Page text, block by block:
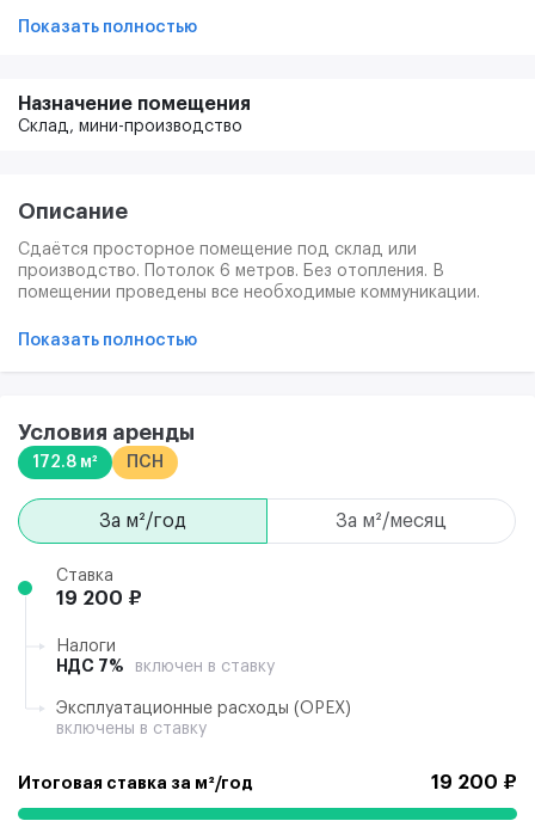
Показать полностью
Назначение помещения
Склад, мини-производство
Описание
Сдаётся просторное помещение под склад или
производство. Потолок 6 метров. Без отопления. В
помещении проведены все необходимые коммуникации.
пожарная сигнализация. Возможно проведение мокрой
Показать полностью
Условия аренды
172.8 м² ПСН
за м²/год за м²/месяц
Ставка
19 200 ₽
Налоги
НДС 7%
включен в ставку
Эксплуатационные расходы (ОРЕХ)
включены в ставку
Итоговая ставка за м²/год 19 200 ₽